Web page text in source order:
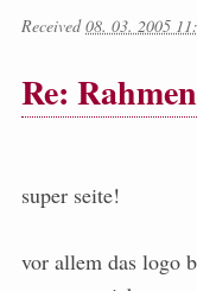
Received08. 03. 2005
Re:
super seite!
vor allem das logo